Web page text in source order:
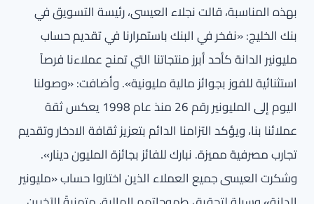
بهذه المناسبة، قالت نجلاء العيسى، رئيسة التسويق في
بنك الخليج: «نفخر في البنك باستمرارنا في تقديم حساب
مليونير الدانة كأحد أبرز منتجاتنا التي تمنح عملاءنا فرصاً
استثنائية للفوز بجوائز مالية مليونية». وأضافت: «وصولنا
اليوم إلى المليونير رقم 26 منذ عام 1998 يعكس ثقة
عملائنا بنا، ويؤكد التزامنا الدائم بتعزيز ثقافة الادخار وتقديم
تجارب مصرفية مميزة. نبارك للفائز بجائزة المليون دينار».
وشكرت العيسى جميع العملاء الذين اختاروا حساب «مليونير